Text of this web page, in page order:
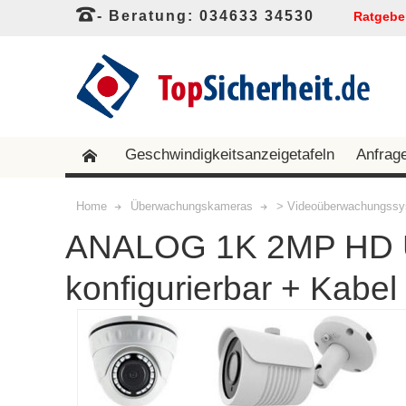
- Beratung: 034633 34530
Geschwindigkeitsanzeigetafeln
Home Überwachungskameras >
ANALOG 1K 2MP
konfigurierbar +